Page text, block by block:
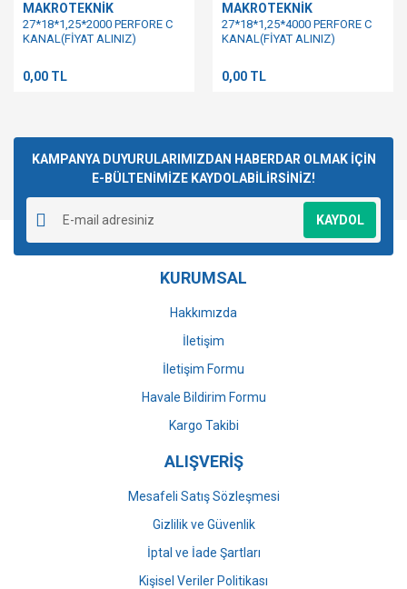
MAKROTEKNİK
27*18*1,25*2000 PERFORE C
KANAL(FİYAT ALINIZ)
0,00 TL
MAKROTEKNİK
27*18*1,25*4000 PERFORE C
KANAL(FİYAT ALINIZ)
0,00 TL
KAMPANYA DUYURULARIMIZDAN HABERDAR OLMAK İÇİN
E-BÜLTENİMİZE KAYDOLABİLİRSİNİZ!
KAYDOL
KURUMSAL
Hakkımızda
İletişim
İletişim Formu
Havale Bildirim Formu
Kargo Takibi
ALIŞVERİŞ
Mesafeli Satış Sözleşmesi
Gizlilik ve Güvenlik
İptal ve İade Şartları
Kişisel Veriler Politikası